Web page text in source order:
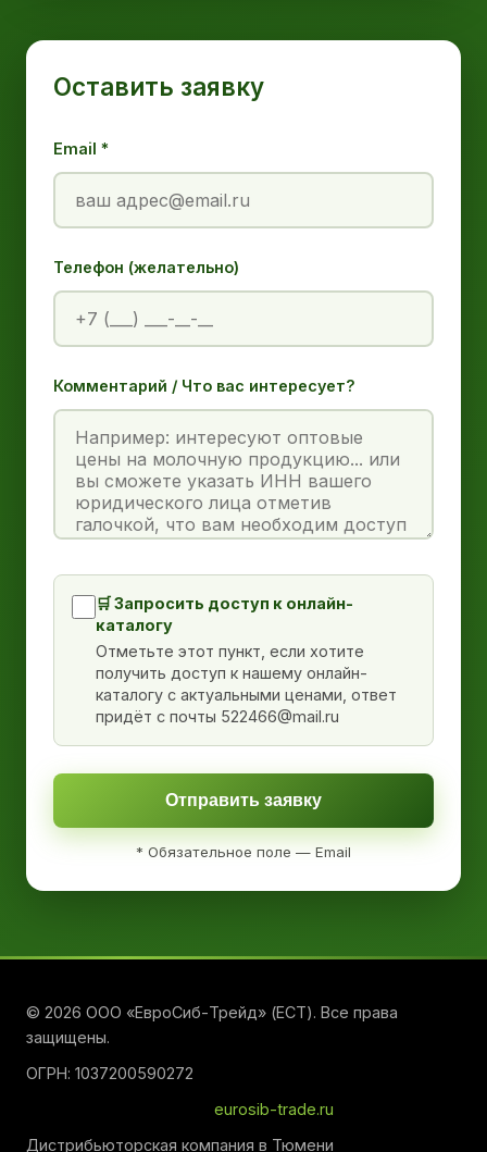
Оставить заявку
Email *
Телефон (желательно)
Комментарий / Что вас интересует?
🛒 Запросить доступ к онлайн-
каталогу
Отметьте этот пункт, если хотите
получить доступ к нашему онлайн-
каталогу с актуальными ценами, ответ
придёт с почты 522466@mail.ru
Отправить заявку
* Обязательное поле — Email
© 2026 ООО «ЕвроСиб-Трейд» (ЕСТ). Все права
защищены.
ОГРН: 1037200590272
eurosib-trade.ru
Дистрибьюторская компания в Тюмени